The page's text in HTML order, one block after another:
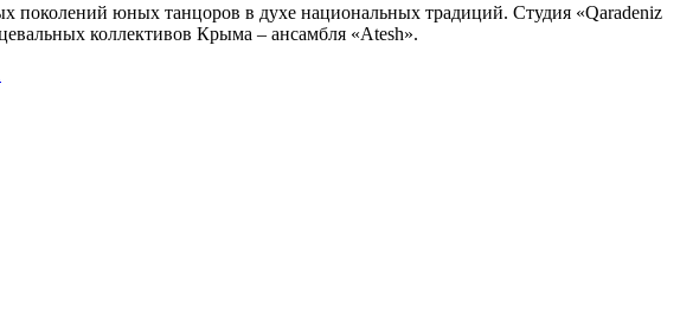
поколений юных танцоров в духе национальных традиций. Студия «Qaradeniz
коллективов Крыма – ансамбля «Atesh».